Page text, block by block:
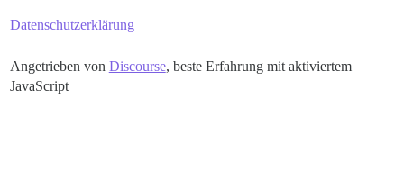
Datenschutzerklärung
Angetrieben von Discourse, beste Erfahrung mit aktiviertem
JavaScript